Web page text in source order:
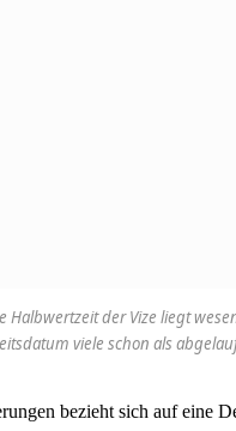
Halbwertzeit der Vize liegt
viele schon als
bezieht sich auf eine